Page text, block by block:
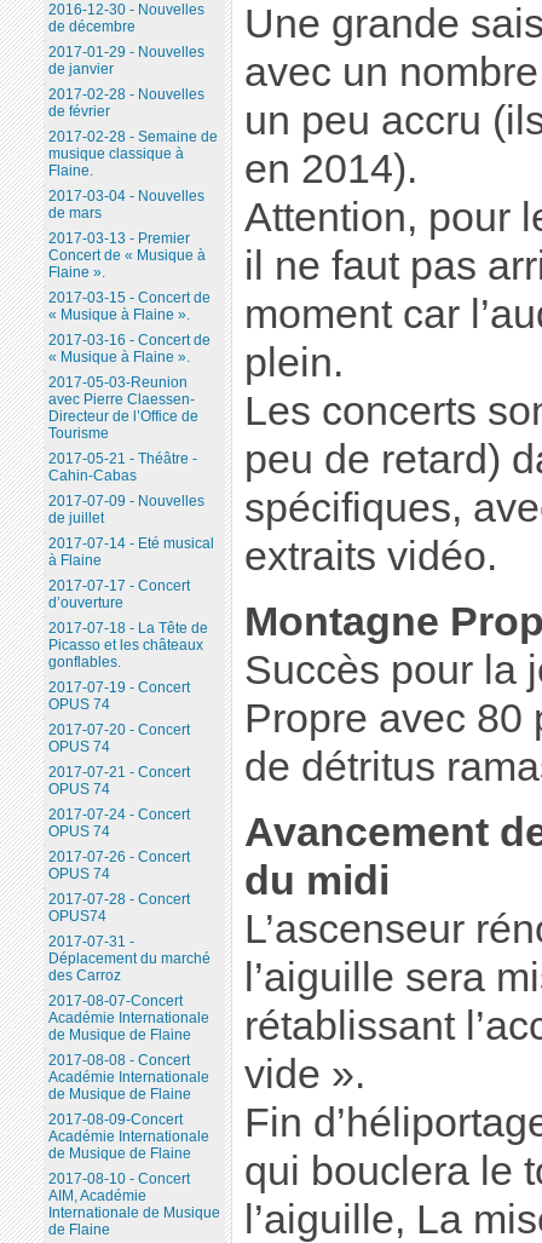
Une grande
avec un
un peu accru
en 2014).
Attention, pour
il ne faut pas
moment car
plein.
Les concerts
peu de retard)
spécifiques,
extraits vidéo.
Montagne
Succès pour la
Propre avec 80
de détritus
Avancement
du midi
L’ascenseur
l’aiguille sera
rétablissant
vide ».
Fin
qui bouclera le
l’aiguille, La
2016-12-30 - Nouvelles
de décembre
2017-01-29 - Nouvelles
de janvier
2017-02-28 - Nouvelles
de février
2017-02-28 - Semaine de
musique classique à
Flaine.
2017-03-04 - Nouvelles
de mars
2017-03-13 - Premier
Concert de « Musique à
Flaine ».
2017-03-15 - Concert de
« Musique à Flaine ».
2017-03-16 - Concert de
« Musique à Flaine ».
2017-05-03-Reunion
avec Pierre Claessen-
Directeur de l’Office de
Tourisme
2017-05-21 - Théâtre -
Cahin-Cabas
2017-07-09 - Nouvelles
de juillet
2017-07-14 - Eté musical
à Flaine
2017-07-17 - Concert
d’ouverture
2017-07-18 - La Tête de
Picasso et les châteaux
gonflables.
2017-07-19 - Concert
OPUS 74
2017-07-20 - Concert
OPUS 74
2017-07-21 - Concert
OPUS 74
2017-07-24 - Concert
OPUS 74
2017-07-26 - Concert
OPUS 74
2017-07-28 - Concert
OPUS74
2017-07-31 -
Déplacement du marché
des Carroz
2017-08-07-Concert
Académie Internationale
de Musique de Flaine
2017-08-08 - Concert
Académie Internationale
de Musique de Flaine
2017-08-09-Concert
Académie Internationale
de Musique de Flaine
2017-08-10 - Concert
AIM, Académie
Internationale de Musique
de Flaine